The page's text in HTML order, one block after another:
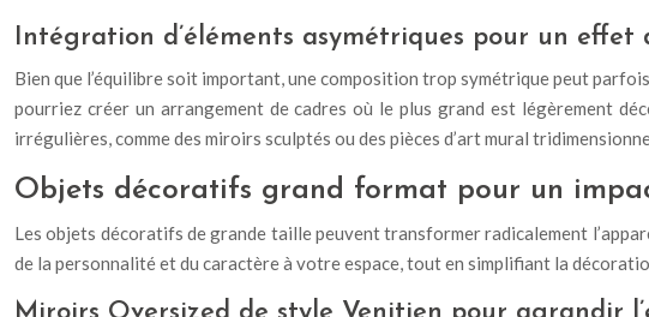
Intégration d’éléments asymétriques pour un effet
Bien que l’équilibre soit important, une composition trop symétrique peut
pourriez créer un arrangement de cadres où le plus grand est légèrement
irrégulières, comme des miroirs sculptés ou des pièces d’art mural
Objets décoratifs grand format pour un
Les objets décoratifs de grande taille peuvent transformer radicalement
de la personnalité et du caractère à votre espace, tout en simplifiant la